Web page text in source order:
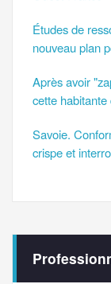
Études de
nouveau plan
Après avoir
cette
Savoie.
crispe et